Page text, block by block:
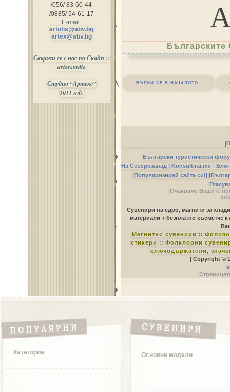
върни се в началото
/056/ 83-60-44
/0885/ 54-61-17
E-mail:
artofis@abv.bg
artex@abv.bg
Свържи се с нас по Скайп ::
artexstudio
Студио “Артекс”
2011 год.
Български туристически
На Северозапад | Konsultirai.me -
|Популяризирай сайта си!|
|Очакваме Вашите
Сувенири на едро, магнити за
материали + безплатно късметче
Магнитни сувенири ::
стикери :: Фолклорни
ключодържатели,
| Copyright ©
Категории Основни модели